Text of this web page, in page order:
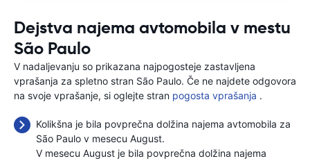
Dejstva najema avtomobila v mestu
São Paulo
V nadaljevanju so prikazana najpogosteje zastavljena
vprašanja za spletno stran São Paulo. Če ne najdete odgovora
na svoje vprašanje, si oglejte stran pogosta vprašanja .
Kolikšna je bila povprečna dolžina najema avtomobila za
São Paulo v mesecu August.
V mesecu August je bila povprečna dolžina najema